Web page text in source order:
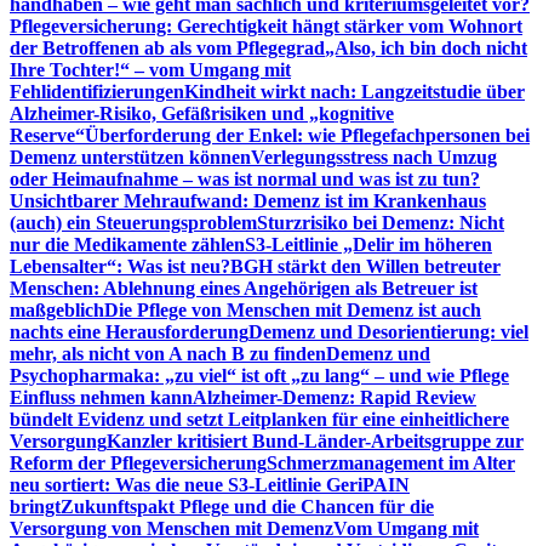
handhaben – wie geht man sachlich und kriteriumsgeleitet vor?
Pflegeversicherung: Gerechtigkeit hängt stärker vom Wohnort
der Betroffenen ab als vom Pflegegrad„Also, ich bin doch nicht
Ihre Tochter!“ – vom Umgang mit
FehlidentifizierungenKindheit wirkt nach: Langzeitstudie über
Alzheimer-Risiko, Gefäßrisiken und „kognitive
Reserve“Überforderung der Enkel: wie Pflegefachpersonen bei
Demenz unterstützen könnenVerlegungsstress nach Umzug
oder Heimaufnahme – was ist normal und was ist zu tun?
Unsichtbarer Mehraufwand: Demenz ist im Krankenhaus
(auch) ein SteuerungsproblemSturzrisiko bei Demenz: Nicht
nur die Medikamente zählenS3-Leitlinie „Delir im höheren
Lebensalter“: Was ist neu?BGH stärkt den Willen betreuter
Menschen: Ablehnung eines Angehörigen als Betreuer ist
maßgeblichDie Pflege von Menschen mit Demenz ist auch
nachts eine HerausforderungDemenz und Desorientierung: viel
mehr, als nicht von A nach B zu findenDemenz und
Psychopharmaka: „zu viel“ ist oft „zu lang“ – und wie Pflege
Einfluss nehmen kannAlzheimer-Demenz: Rapid Review
bündelt Evidenz und setzt Leitplanken für eine einheitlichere
VersorgungKanzler kritisiert Bund-Länder-Arbeitsgruppe zur
Reform der PflegeversicherungSchmerzmanagement im Alter
neu sortiert: Was die neue S3-Leitlinie GeriPAIN
bringtZukunftspakt Pflege und die Chancen für die
Versorgung von Menschen mit DemenzVom Umgang mit